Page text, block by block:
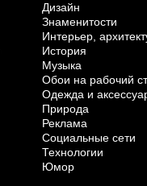
Дизайн
Знаменитости
Интерьер,
История
Музыка
Обои на рабочий
Одежда и
Природа
Реклама
Социальные сети
Технологии
Юмор